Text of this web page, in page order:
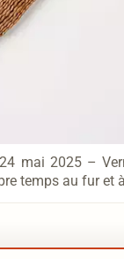
mai 2025 –
temps au fur et